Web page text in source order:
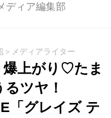
から全国のバラエティ
ディア編集部
＞メディアライター
爆上がり♡たま
ツヤ！
「グレイズ テ